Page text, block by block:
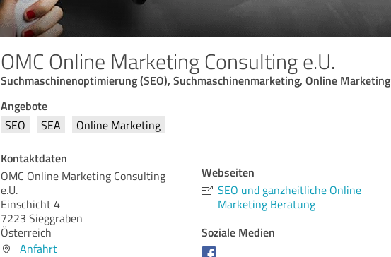
OMC Online Marketing Consulting e.U.
Suchmaschinenoptimierung (SEO), Suchmaschinenmarketing, Online Marketing
Angebote
SEO SEA Online Marketing
Kontaktdaten
OMC Online Marketing Consulting
e.U.
Einschicht 4
7223 Sieggraben
Österreich
Anfahrt
Webseiten
SEO und ganzheitliche Online
Marketing Beratung
Soziale Medien